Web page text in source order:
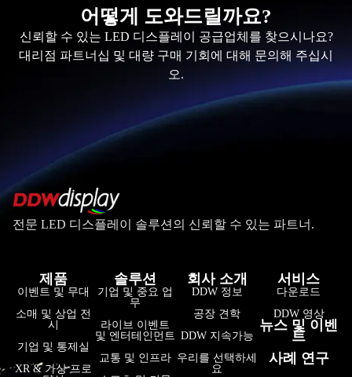
어떻게 도와드릴까요?
신뢰할 수 있는 LED 디스플레이 공급업체를 찾으시나요?
대리점 파트너십 및 대량 구매 기회에 대해 문의해 주십시
오.
전문 LED 디스플레이 솔루션의 신뢰할 수 있는 파트너.
제품
이벤트 및 무대
소매 및 상업 전
시
기업 및 통제실
XR & 가상 프로
솔루션
기업 및 중요 업
무
라이브 이벤트
및 엔터테인먼트
교통 및 인프라
회사 소개
DDW 정보
공장 견학
DDW 지속가능
우리를 선택하세
요
서비스
다운로드
DDW 영상
뉴스 및 이벤
트
사례 연구